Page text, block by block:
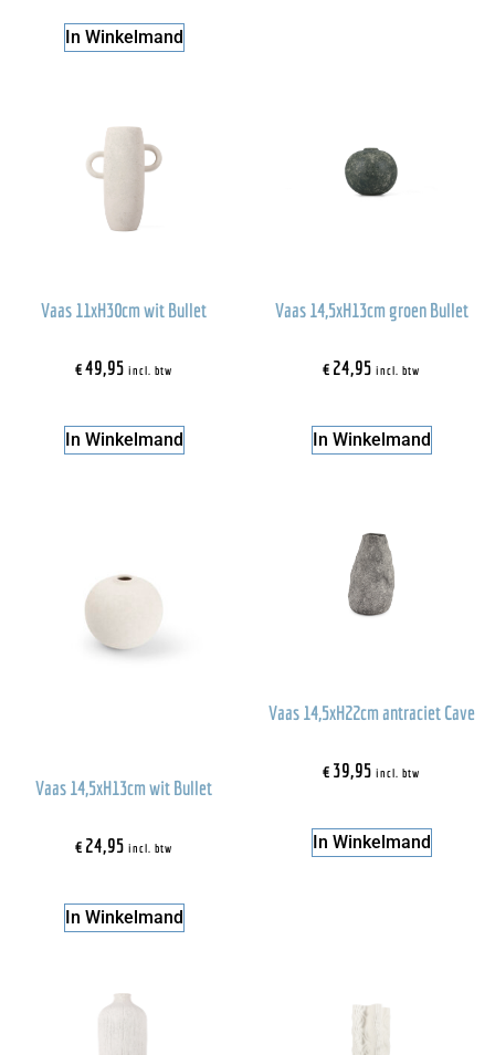
In Winkelmand
Vaas 11xH30cm wit Bullet
€49,95 incl. btw
In Winkelmand
Vaas 14,5xH13cm groen Bullet
€24,95 incl. btw
In Winkelmand
Vaas 14,5xH13cm wit Bullet
€24,95 incl. btw
In Winkelmand
Vaas 14,5xH22cm antraciet Cave
€39,95 incl. btw
In Winkelmand